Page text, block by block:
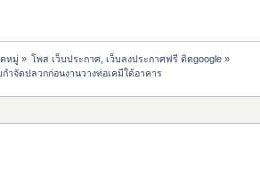
หมู่» โพส เว็บประกาศ, เว็บลงประกาศฟรี ติดgoogle»
ำจัดปลวกก่อนงานวางท่อเคมีใต้อาคาร